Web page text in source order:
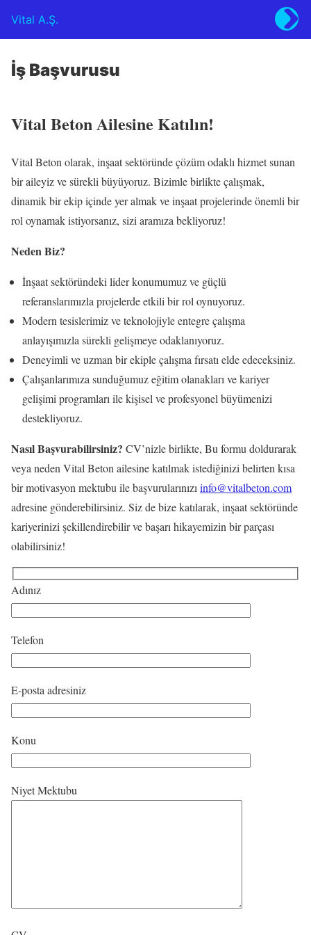
Vital A.Ş.
İş Başvurusu
Vital Beton Ailesine Katılın!
Vital Beton olarak, inşaat sektöründe çözüm odaklı hizmet sunan
bir aileyiz ve sürekli büyüyoruz. Bizimle birlikte çalışmak,
dinamik bir ekip içinde yer almak ve inşaat projelerinde önemli bir
rol oynamak istiyorsanız, sizi aramıza bekliyoruz!
Neden Biz?
İnşaat sektöründeki lider konumumuz ve güçlü
referanslarımızla projelerde etkili bir rol oynuyoruz.
Modern tesislerimiz ve teknolojiyle entegre çalışma
anlayışımızla sürekli gelişmeye odaklanıyoruz.
Deneyimli ve uzman bir ekiple çalışma fırsatı elde edeceksiniz.
Çalışanlarımıza sunduğumuz eğitim olanakları ve kariyer
gelişimi programları ile kişisel ve profesyonel büyümenizi
destekliyoruz.
Nasıl Başvurabilirsiniz? CV’nizle birlikte, Bu formu doldurarak
veya neden Vital Beton ailesine katılmak istediğinizi belirten kısa
bir motivasyon mektubu ile başvurularınızı info@vitalbeton.com
adresine gönderebilirsiniz. Siz de bize katılarak, inşaat sektöründe
kariyerinizi şekillendirebilir ve başarı hikayemizin bir parçası
olabilirsiniz!
Adınız
Telefon
E-posta adresiniz
Konu
Niyet Mektubu